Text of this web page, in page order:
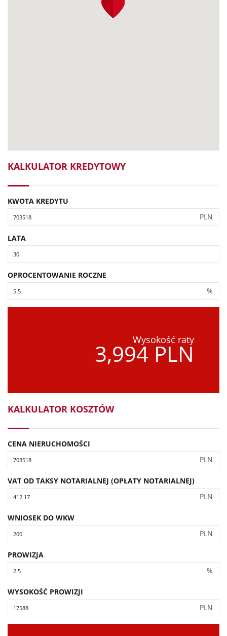
KALKULATOR KREDYTOWY
KWOTA KREDYTU
PLN
LATA
OPROCENTOWANIE ROCZNE
%
Wysokość raty
3,994 PLN
KALKULATOR KOSZTÓW
CENA NIERUCHOMOŚCI
PLN
VAT OD TAKSY NOTARIALNEJ (OPŁATY NOTARIALNEJ)
PLN
WNIOSEK DO WKW
PLN
PROWIZJA
%
WYSOKOŚĆ PROWIZJI
PLN